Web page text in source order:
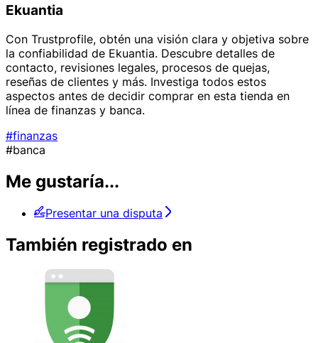
Ekuantia
Con Trustprofile, obtén una visión clara y objetiva sobre
la confiabilidad de Ekuantia. Descubre detalles de
contacto, revisiones legales, procesos de quejas,
reseñas de clientes y más. Investiga todos estos
aspectos antes de decidir comprar en esta tienda en
línea de finanzas y banca.
#finanzas
#banca
Me gustaría...
Presentar una disputa
También registrado en